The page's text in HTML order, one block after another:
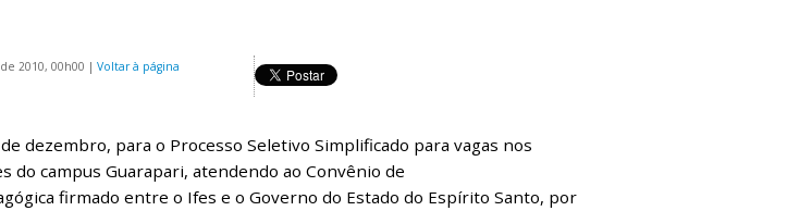
2010, 00h00 | Voltar à página
dezembro, para o Processo Seletivo Simplificado para vagas nos
do campus Guarapari, atendendo ao Convênio de
firmado entre o Ifes e o Governo do Estado do Espírito Santo, por